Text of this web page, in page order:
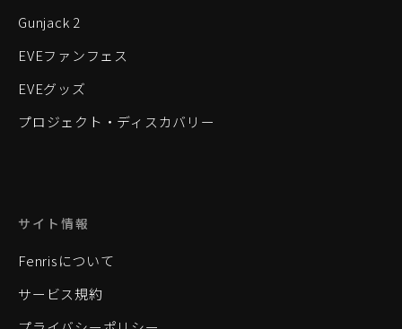
Gunjack 2
EVEファンフェス
EVEグッズ
プロジェクト・ディスカバリー
サイト情報
Fenrisについて
サービス規約